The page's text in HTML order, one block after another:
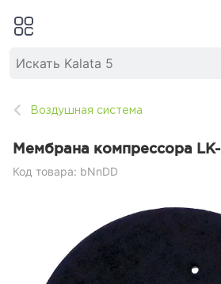
Воздушная система
Мембрана компрессора
Код товара: bNnDD